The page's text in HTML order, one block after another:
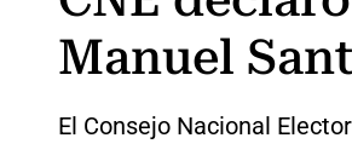
Manuel
El Consejo Nacional